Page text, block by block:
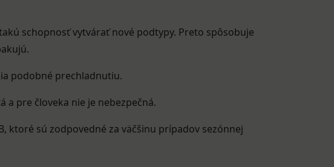
schopnosť vytvárať nové podtypy. Preto spôsobuje
podobné prechladnutiu.
a pre človeka nie je nebezpečná.
ktoré sú zodpovedné za väčšinu prípadov sezónnej